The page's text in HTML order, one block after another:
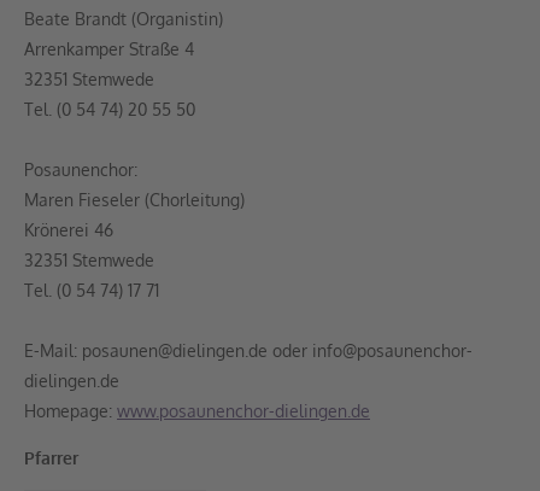
Beate Brandt (Organistin)
Arrenkamper Straße 4
32351 Stemwede
Tel. (0 54 74) 20 55 50
Posaunenchor:
Maren Fieseler (Chorleitung)
Krönerei 46
32351 Stemwede
Tel. (0 54 74) 17 71
E-Mail: posaunen@dielingen.de oder info@posaunenchor-
dielingen.de
Homepage: www.posaunenchor-dielingen.de
Pfarrer